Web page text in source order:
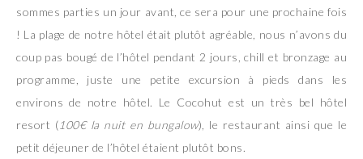
sommes parties un jour avant, ce sera pour une prochaine fois
! La plage de notre hôtel était plutôt agréable, nous n’avons du
coup pas bougé de l’hôtel pendant 2 jours, chill et bronzage au
programme, juste une petite excursion à pieds dans les
environs de notre hôtel. Le Cocohut est un très bel hôtel
resort (100€ la nuit en bungalow), le restaurant ainsi que le
petit déjeuner de l’hôtel étaient plutôt bons.